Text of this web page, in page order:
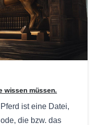
wissen müssen.
ist eine Datei,
die bzw. das